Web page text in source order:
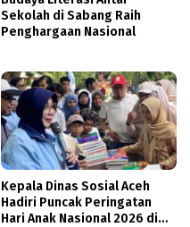
Sekolah di Sabang Raih
Penghargaan Nasional
Kepala Dinas Sosial Aceh
Hadiri Puncak Peringatan
Hari Anak Nasional 2026 di